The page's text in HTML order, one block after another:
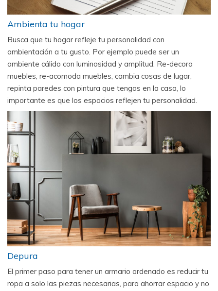
Ambienta tu hogar
Busca que tu hogar refleje tu personalidad con
ambientación a tu gusto. Por ejemplo puede ser un
ambiente cálido con luminosidad y amplitud. Re-decora
muebles, re-acomoda muebles, cambia cosas de lugar,
repinta paredes con pintura que tengas en la casa, lo
importante es que los espacios reflejen tu personalidad.
Depura
El primer paso para tener un armario ordenado es reducir tu
ropa a solo las piezas necesarias, para ahorrar espacio y no